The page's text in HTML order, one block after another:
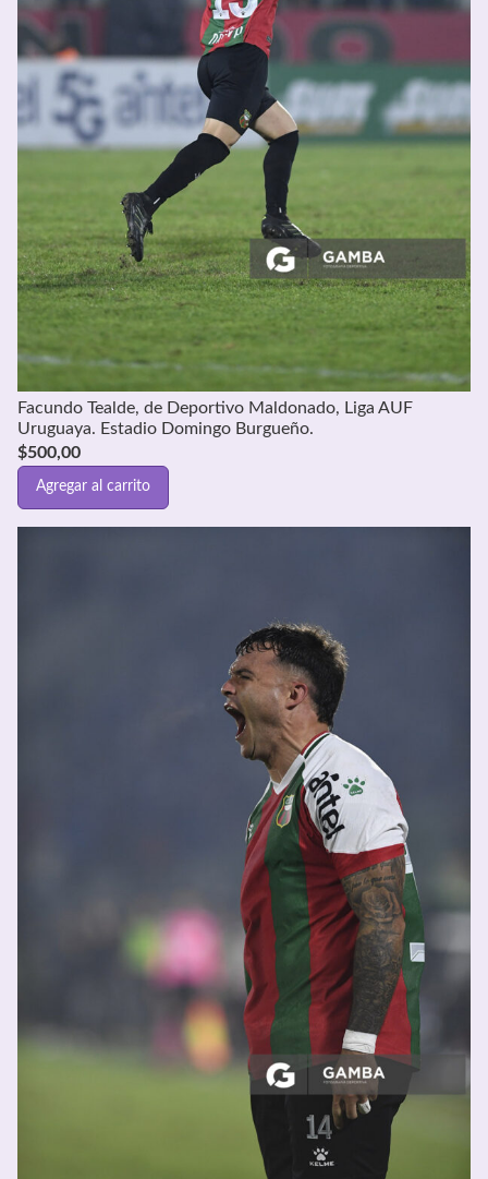
Facundo Tealde, de Deportivo Maldonado, Liga AUF
Uruguaya. Estadio Domingo Burgueño.
$500,00
Agregar al carrito